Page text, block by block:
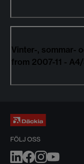
Vinter-, sommar-
from 2007-11 -
FÖLJ OSS